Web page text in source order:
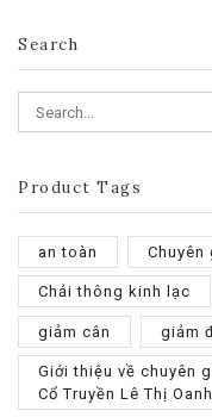
Search
Product Tags
an toàn Chuyên
Chải thông kinh lạc
giảm cân giảm
Giới thiệu về chuyên
Cổ Truyền Lê Thị Oanh